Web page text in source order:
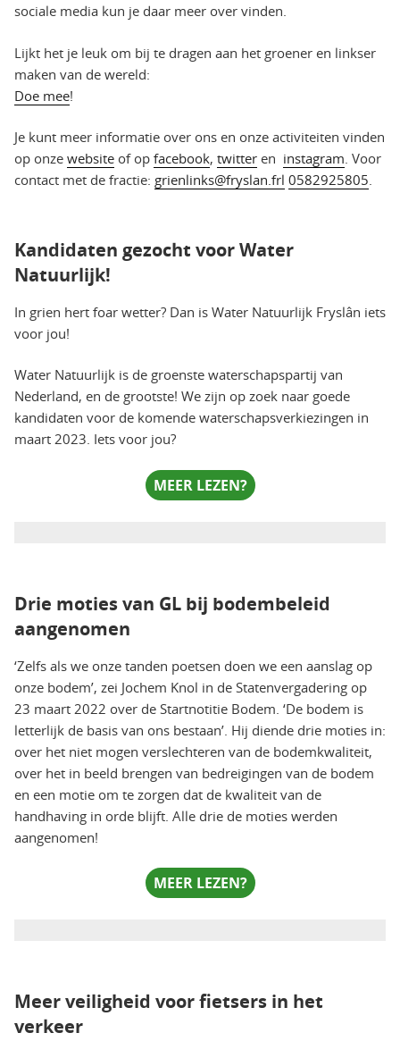
sociale media kun je daar meer over vinden.
Lijkt het je leuk om bij te dragen aan het groener en linkser
maken van de wereld:
Doe mee!
Je kunt meer informatie over ons en onze activiteiten vinden
op onze website of op facebook, twitter en instagram. Voor
contact met de fractie: grienlinks@fryslan.frl 0582925805.
Kandidaten gezocht voor Water
Natuurlijk!
In grien hert foar wetter? Dan is Water Natuurlijk Fryslân iets
voor jou!
Water Natuurlijk is de groenste waterschapspartij van
Nederland, en de grootste! We zijn op zoek naar goede
kandidaten voor de komende waterschapsverkiezingen in
maart 2023. Iets voor jou?
MEER LEZEN?
Drie moties van GL bij bodembeleid
aangenomen
‘Zelfs als we onze tanden poetsen doen we een aanslag op
onze bodem’, zei Jochem Knol in de Statenvergadering op
23 maart 2022 over de Startnotitie Bodem. ‘De bodem is
letterlijk de basis van ons bestaan’. Hij diende drie moties in:
over het niet mogen verslechteren van de bodemkwaliteit,
over het in beeld brengen van bedreigingen van de bodem
en een motie om te zorgen dat de kwaliteit van de
handhaving in orde blijft. Alle drie de moties werden
aangenomen!
MEER LEZEN?
Meer veiligheid voor fietsers in het
verkeer